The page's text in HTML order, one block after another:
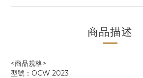
商品描述
<商品規格>
型號：OCW 2023